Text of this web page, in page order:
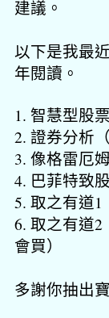
建議。
以下是我最
年閱讀。
1. 智慧型股
2. 證券分析
3. 像格雷厄
4. 巴菲特致
5. 取之有道
6. 取之有道
會買）
多謝你抽出